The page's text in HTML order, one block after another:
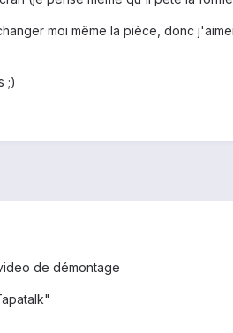
moi même la pièce, donc
;)
de démontage